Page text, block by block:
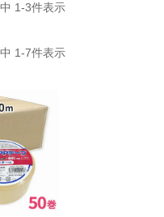
1-3件表示
1-7件表示